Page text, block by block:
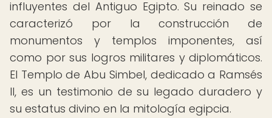
influyentes del Antiguo Egipto. Su reinado se
caracterizó por la construcción de
monumentos y templos imponentes, así
como por sus logros militares y diplomáticos.
El Templo de Abu Simbel, dedicado a Ramsés
II, es un testimonio de su legado duradero y
su estatus divino en la mitología egipcia.